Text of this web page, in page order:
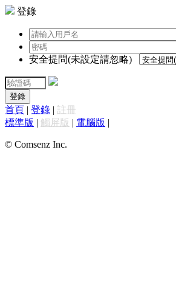
登錄
安全提問(未設定請忽略)
登錄
首頁 | 登錄 | 註冊
標準版 | 觸屏版 | 電腦版 |
© Comsenz Inc.